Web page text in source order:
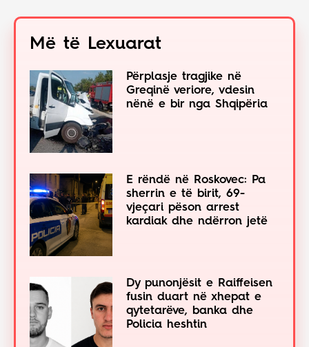
Më të Lexuarat
Përplasje tragjike në
Greqinë veriore, vdesin
nënë e bir nga Shqipëria
E rëndë në Roskovec: Pa
sherrin e të birit, 69-
vjeçari pëson arrest
kardiak dhe ndërron jetë
Dy punonjësit e Raiffeisen
fusin duart në xhepat e
qytetarëve, banka dhe
Policia heshtin